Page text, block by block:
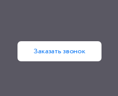
Заказать звонок